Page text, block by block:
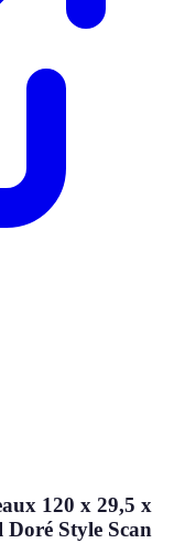
120 x 29,5 x
Style Scan